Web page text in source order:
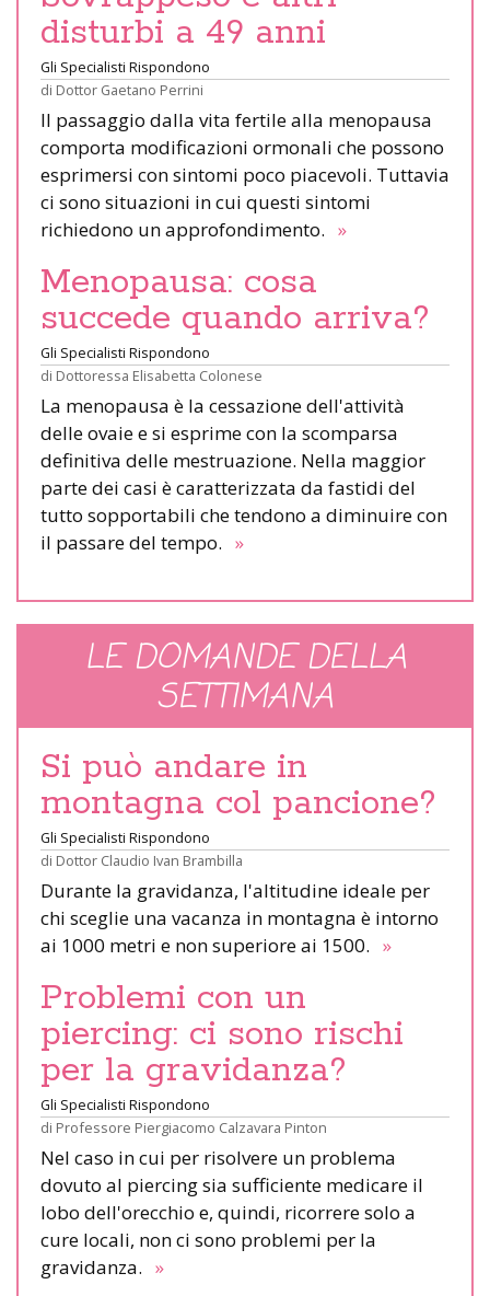
disturbi a 49 anni
Gli Specialisti Rispondono
di Dottor Gaetano Perrini
Il passaggio dalla vita fertile alla menopausa
comporta modificazioni ormonali che possono
esprimersi con sintomi poco piacevoli. Tuttavia
ci sono situazioni in cui questi sintomi
richiedono un approfondimento. »
Menopausa: cosa
succede quando arriva?
Gli Specialisti Rispondono
di Dottoressa Elisabetta Colonese
La menopausa è la cessazione dell'attività
delle ovaie e si esprime con la scomparsa
definitiva delle mestruazione. Nella maggior
parte dei casi è caratterizzata da fastidi del
tutto sopportabili che tendono a diminuire con
il passare del tempo. »
LE DOMANDE DELLA
SETTIMANA
Si può andare in
montagna col pancione?
Gli Specialisti Rispondono
di Dottor Claudio Ivan Brambilla
Durante la gravidanza, l'altitudine ideale per
chi sceglie una vacanza in montagna è intorno
ai 1000 metri e non superiore ai 1500. »
Problemi con un
piercing: ci sono rischi
per la gravidanza?
Gli Specialisti Rispondono
di Professore Piergiacomo Calzavara Pinton
Nel caso in cui per risolvere un problema
dovuto al piercing sia sufficiente medicare il
lobo dell'orecchio e, quindi, ricorrere solo a
cure locali, non ci sono problemi per la
gravidanza. »